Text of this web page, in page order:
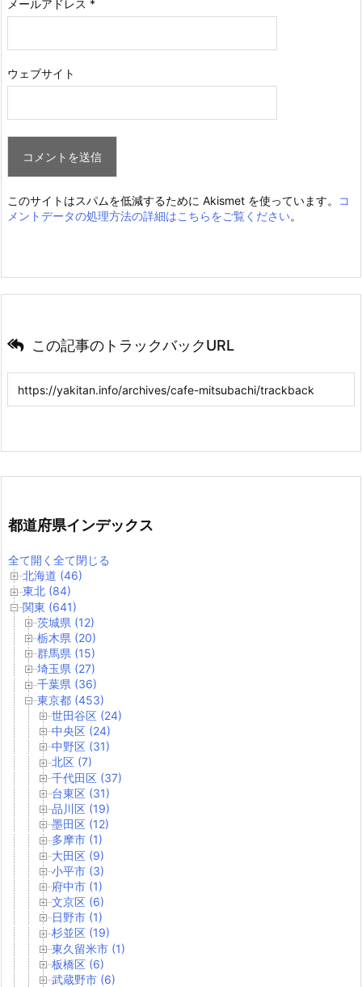
メールアドレス *
ウェブサイト
このサイトはスパムを低減するために Akismet を使っています。
コ
メントデータの処理方法の詳細はこちらをご覧ください。
この記事のトラックバックURL
都道府県インデックス
全て開く 全て閉じる
北海道 (46)
東北 (84)
関東 (641)
茨城県 (12)
栃木県 (20)
群馬県 (15)
埼玉県 (27)
千葉県 (36)
東京都 (453)
世田谷区 (24)
中央区 (24)
中野区 (31)
北区 (7)
千代田区 (37)
台東区 (31)
品川区 (19)
墨田区 (12)
多摩市 (1)
大田区 (9)
小平市 (3)
府中市 (1)
文京区 (6)
日野市 (1)
杉並区 (19)
東久留米市 (1)
板橋区 (6)
武蔵野市 (6)